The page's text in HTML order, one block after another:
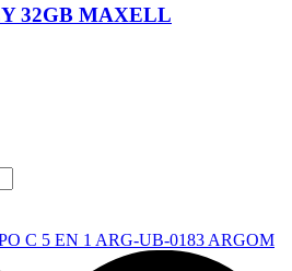
32GB MAXELL